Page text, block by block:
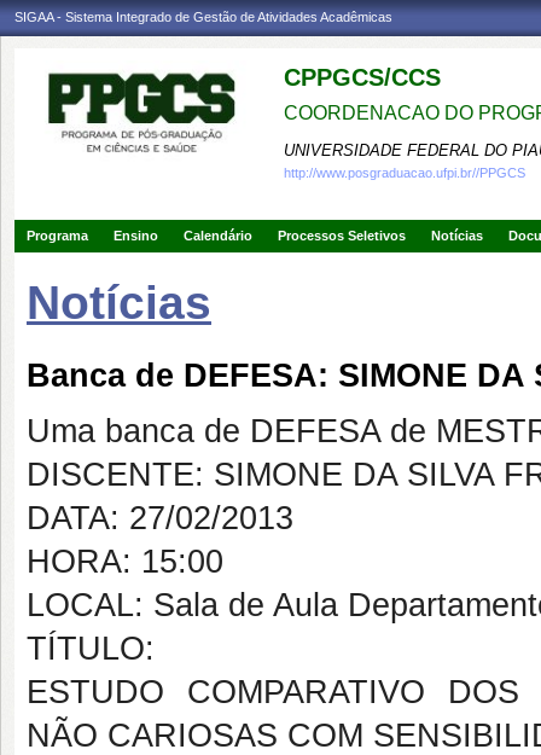
SIGAA - Sistema Integrado de Gestão de Atividades Acadêmicas
CPPGCS/CCS
COORDENACAO DO
UNIVERSIDADE FEDERAL DO
http://www.posgraduacao.ufpi.br//PPGCS
Programa Ensino Calendário Processos Seletivos Notícias
Notícias
Banca de DEFESA: SIMONE DA
Uma banca de DEFESA de
DISCENTE: SIMONE DA SILVA
DATA: 27/02/2013
HORA: 15:00
LOCAL: Sala de Aula
TÍTULO:
ESTUDO COMPARATIVO
NÃO CARIOSAS COM